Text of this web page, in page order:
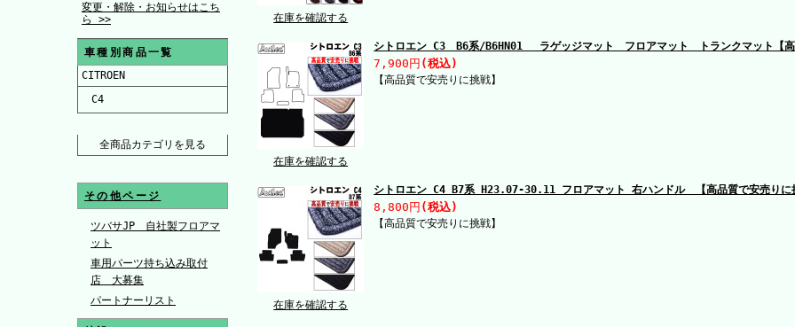
変更・解除・お知らせはこち
ら >>
車種別商品一覧
CITROEN
C4
全商品カテゴリを見る
その他ページ
ツバサJP 自社製フロアマ
ット
車用パーツ持ち込み取付
店 大募集
パートナーリスト
在庫を確認する
在庫を確認する
シトロエン C3 B6系/B6HN01 ラゲッジマット フロアマット トランクマット【高
7,900円 (税込)
【高品質で安売りに挑戦】
在庫を確認する
シトロエン C4 B7系 H23.07-30.11 フロアマット 右ハンドル 【高品質で安売りに
8,800円 (税込)
【高品質で安売りに挑戦】